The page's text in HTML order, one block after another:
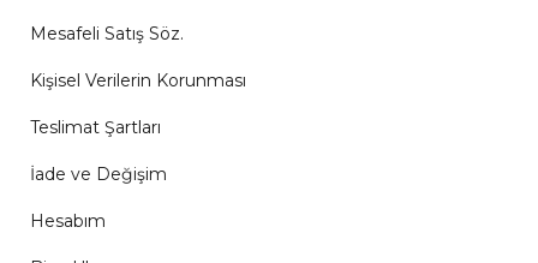
Mesafeli Satış Söz.
Kişisel Verilerin Korunması
Teslimat Şartları
İade ve Değişim
Hesabım